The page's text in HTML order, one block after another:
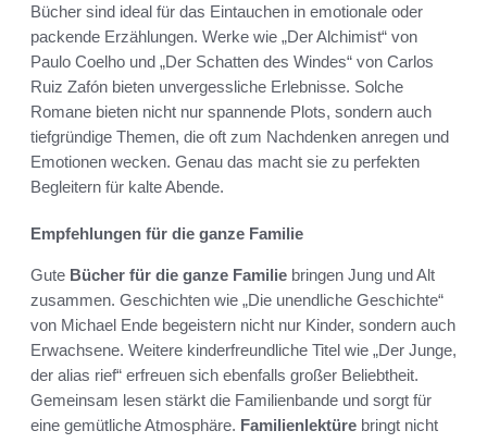
Bücher sind ideal für das Eintauchen in emotionale oder
packende Erzählungen. Werke wie „Der Alchimist“ von
Paulo Coelho und „Der Schatten des Windes“ von Carlos
Ruiz Zafón bieten unvergessliche Erlebnisse. Solche
Romane bieten nicht nur spannende Plots, sondern auch
tiefgründige Themen, die oft zum Nachdenken anregen und
Emotionen wecken. Genau das macht sie zu perfekten
Begleitern für kalte Abende.
Empfehlungen für die ganze Familie
Gute Bücher für die ganze Familie bringen Jung und Alt
zusammen. Geschichten wie „Die unendliche Geschichte“
von Michael Ende begeistern nicht nur Kinder, sondern auch
Erwachsene. Weitere kinderfreundliche Titel wie „Der Junge,
der alias rief“ erfreuen sich ebenfalls großer Beliebtheit.
Gemeinsam lesen stärkt die Familienbande und sorgt für
eine gemütliche Atmosphäre. Familienlektüre bringt nicht